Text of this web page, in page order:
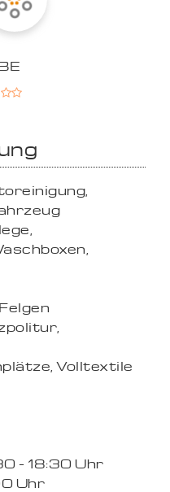
Volltextile
- 18:30 Uhr
Uhr